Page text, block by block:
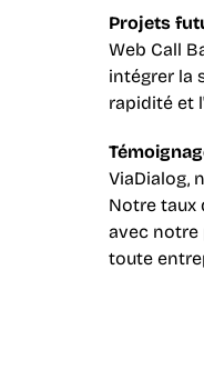
Projets
Web Call
intégrer la
rapidité et
ViaDialog,
Notre taux
avec notre
toute